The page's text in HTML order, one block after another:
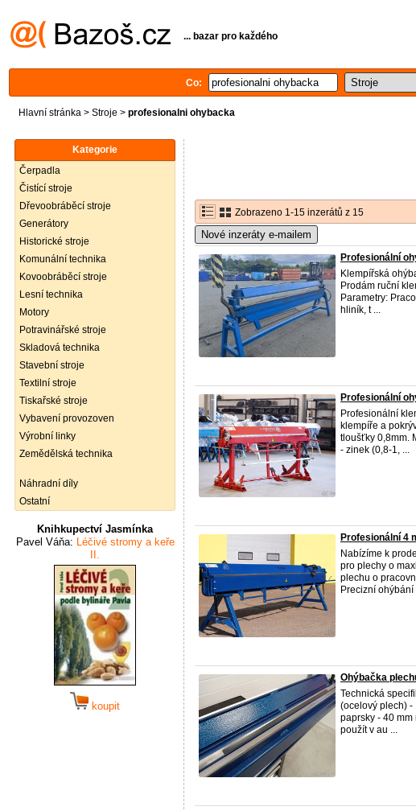
... bazar pro každého
Co:
Hlavní stránka > Stroje > profesionalni ohybacka
Kategorie
Čerpadla
Čistící stroje
Dřevoobráběcí stroje
Generátory
Historické stroje
Komunální technika
Kovoobráběcí stroje
Lesní technika
Motory
Potravinářské stroje
Skladová technika
Stavební stroje
Textilní stroje
Tiskařské stroje
Vybavení provozoven
Výrobní linky
Zemědělská technika
Náhradní díly
Ostatní
Knihkupectví Jasmínka
Pavel Váňa: Léčivé stromy a keře
II.
koupit
Zobrazeno 1-15 inzerátů z 15
Nové inzeráty e-mailem
Profesionální
Klempířská
Prodám ruční
Parametry:
hliník, t ...
Profesionální
Profesionální
klempíře a
tloušťky 0,8mm.
- zinek (0,8-1, ...
Profesionální 4
Nabízíme k
pro plechy o
plechu o
Precizní ohýbání
Ohýbačka
Technická
(ocelový plech) -
paprsky - 40
použít v au ...